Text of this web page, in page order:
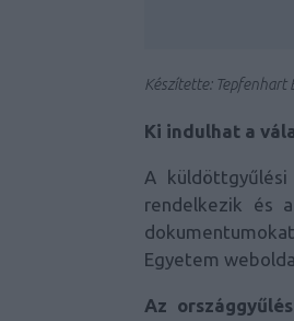
Készítette: Tepfenhart
Ki indulhat a
A
rendelkezik és
Egyetem
Az